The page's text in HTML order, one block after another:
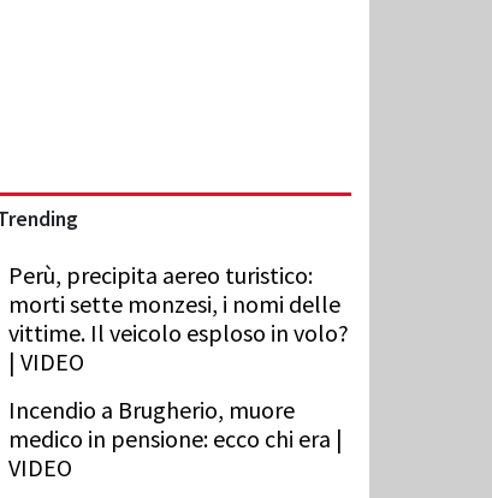
Perù, precipita aereo turistico:
morti sette monzesi, i nomi delle
vittime. Il veicolo esploso in volo?
| VIDEO
Incendio a Brugherio, muore
medico in pensione: ecco chi era |
VIDEO